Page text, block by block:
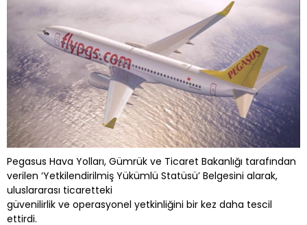
Pegasus Hava Yolları, Gümrük ve Ticaret Bakanlığı tarafından
verilen ‘Yetkilendirilmiş Yükümlü Statüsü’ Belgesini alarak,
uluslararası ticaretteki
güvenilirlik ve operasyonel yetkinliğini bir kez daha tescil
ettirdi.